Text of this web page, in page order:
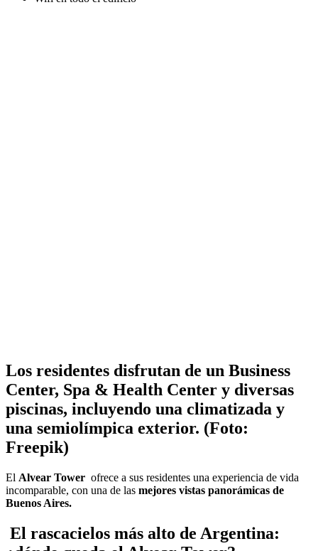
Los residentes disfrutan de un Business
Center, Spa & Health Center y diversas
piscinas, incluyendo una climatizada y
una semiolímpica exterior. (Foto:
Freepik)
El Alvear Tower ofrece a sus residentes una experiencia de vida
incomparable, con una de las mejores vistas panorámicas de
Buenos Aires.
El rascacielos más alto de Argentina: